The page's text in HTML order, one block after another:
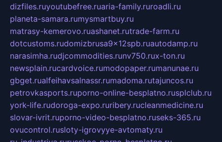
dizfiles.ruyoutubefree.ruaria-family.ruroadli.ru
planeta-samara.rumysmartbuy.ru
matrasy-kemerovo.ruashanet.rutrade-farm.ru
dotcustoms.rudomizbrusa9x12spb.ruautodamp.ru
narasimha.rudjcommodities.runv750.rux-ton.ru
newsplain.rucardvoice.rumodopaper.rumanunae.ru
gbget.rualfeihavsalnassr.rumadoma.rutajuncos.ru
petrovkasports.ruporno-online-besplatno.rusplclub.ru
york-life.rudoroga-expo.ruribery.rucleanmedicine.ru
slovar-ivrit.ruporno-video-besplatno.ruseks-365.ru
ovucontrol.rusloty-igrovyye-avtomaty.ru